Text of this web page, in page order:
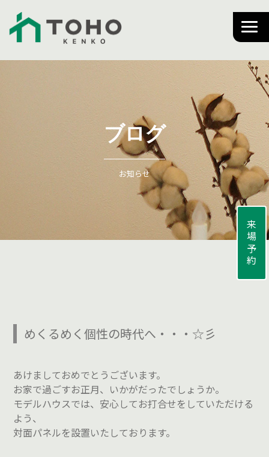
来場予約
ブログ
お知らせ
めくるめく個性の時代へ・・・☆彡
あけましておめでとうございます。
お家で過ごすお正月、いかがだったでしょうか。
モデルハウスでは、安心してお打合せをしていただける
よう、
対面パネルを設置いたしております。